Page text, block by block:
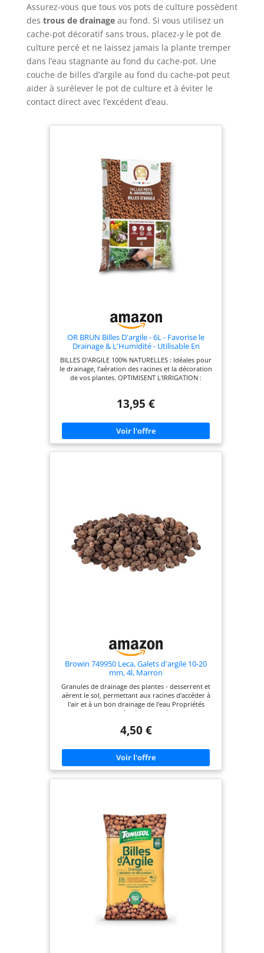
Assurez-vous que tous vos pots de culture possèdent
des trous de drainageau fond. Si vous utilisez un
cache-pot décoratif sans trous, placez-y le pot de
culture percé et ne laissez jamais la plante tremper
dans l’eau stagnante au fond du cache-pot. Une
couche de billes d’argile au fond du cache-pot peut
aider à surélever le pot de culture et à éviter le
contact direct avec l’excédent d’eau.
OR BRUN Billes D'argile - 6L - Favorise le
Drainage & L'Humidité - Utilisable En
Agriculture Biologique OBRPARG6U
BILLES D'ARGILE 100% NATURELLES : Idéales pour
le drainage, l’aération des racines et la décoration
de vos plantes. OPTIMISENT L'IRRIGATION :
MULTI-USAGES : Parfaites pour le rempotage,
d’intérieur comme extérieur. FABRIQUÉES en
France : Une production locale et écologique pour
soutenir une démarche responsable. PROTECTION
CLIMATIQUE : Préservent vos plantes des
13,95 €
Browin 749950 Leca, Galets d'argile 10-20
mm, 4l, Marron
Granules de drainage des plantes - desserrent et
aèrent le sol, permettant aux racines d'accéder à
l'air et à un bon drainage de l'eau Propriétés
isolantes - les granulés réduisent l'évaporation de
longtemps Matériau de décoration - l'argile
décorative pour les fleurs en pot et autres
compositions Sûr à utiliser - l'argile expansée est
résistante aux champignons et aux moisissures,
4,50 €